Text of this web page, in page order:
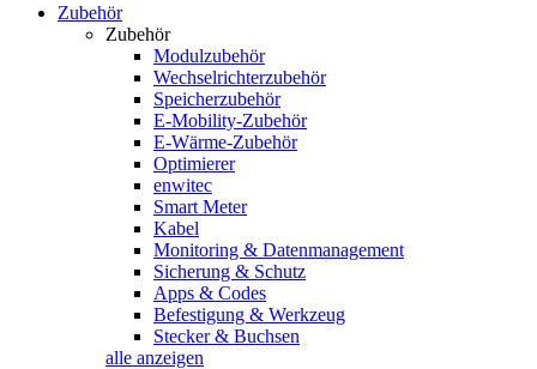
Zubehör
Zubehör
Modulzubehör
Wechselrichterzubehör
Speicherzubehör
E-Mobility-Zubehör
E-Wärme-Zubehör
Optimierer
enwitec
Smart Meter
Kabel
Monitoring & Datenmanagement
Sicherung & Schutz
Apps & Codes
Befestigung & Werkzeug
Stecker & Buchsen
alle anzeigen